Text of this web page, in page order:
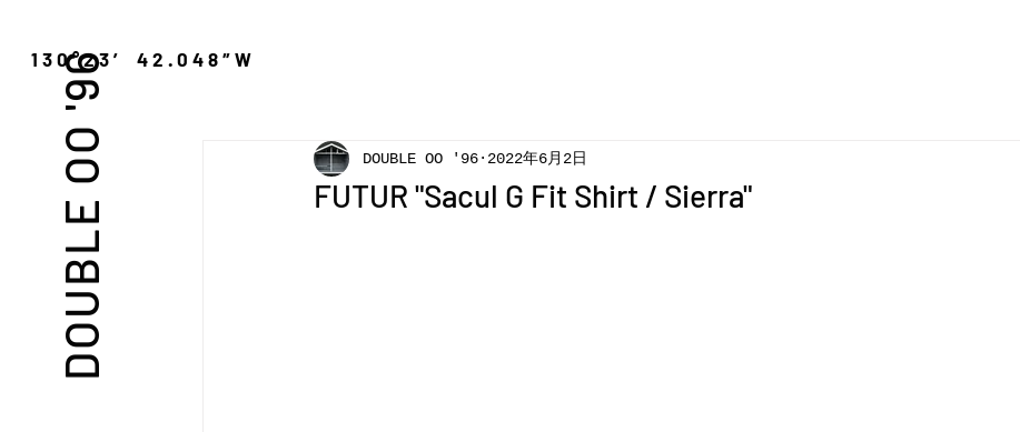
DOUBLE OO '96 FUTUR "Sacul G Fit Shirt / Sierra"
DOUBLE OO '96 2022年6月2日
130°23′ 42.048″W